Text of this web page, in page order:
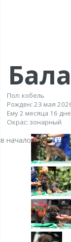
Пол: кобель
Рожден: 23 мая
Ему 2 месяца 16
Окрас: зонарный
в начало